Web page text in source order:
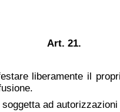
Art. 21.
liberamente il
ad